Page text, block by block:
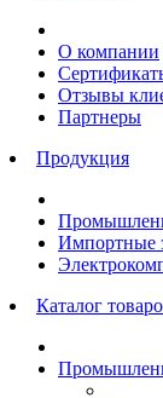
О компании
Отзывы
Партнеры
Продукция
Импортные
Каталог